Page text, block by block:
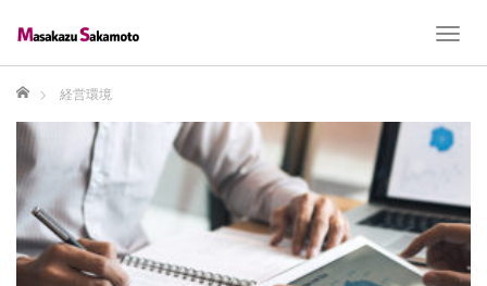
T
l
e
a
v
g
ホーム 経営環境